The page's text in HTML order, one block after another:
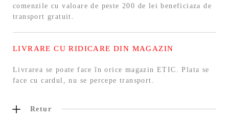
comenzile cu valoare de peste 200 de lei beneficiaza de
transport gratuit.
LIVRARE CU RIDICARE DIN MAGAZIN
Livrarea se poate face în orice magazin ETIC. Plata se
face cu cardul, nu se percepe transport.
Retur